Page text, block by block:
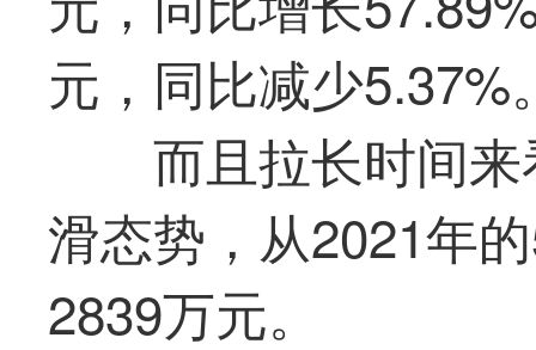
元，同比减少5.37%
而且拉长时间
滑态势，从2021年
2839万元。